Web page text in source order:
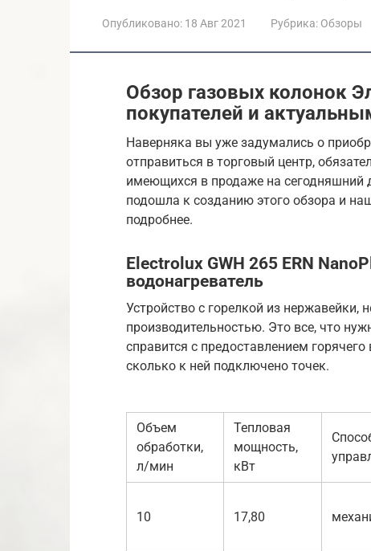
Опубликовано: 18 Авг 2021 Рубрика: Обзоры
Обзор газовых колонок
покупателей и
Наверняка вы уже задумались о
отправиться в торговый центр,
имеющихся в продаже на сегодняшний
подошла к созданию этого обзора и
подробнее.
Electrolux GWH 265 ERN
водонагреватель
Устройство с горелкой из
производительностью. Это все, что
справится с предоставлением
сколько к ней подключено точек.
Объем
обработки,
л/мин
Тепловая
мощность,
кВт
10 17,80